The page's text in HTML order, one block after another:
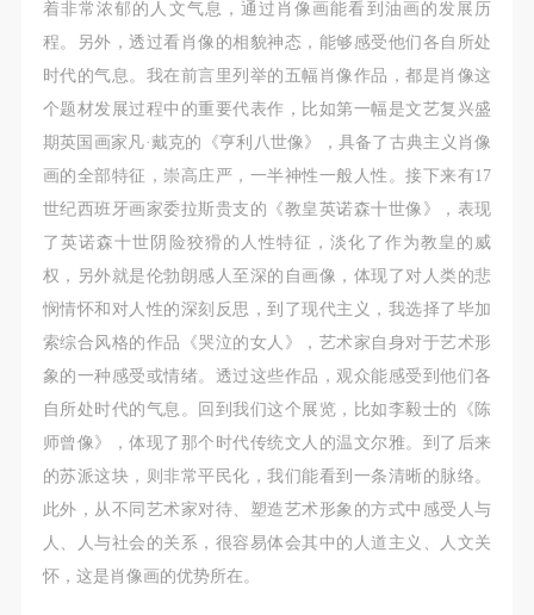
着非常浓郁的人文气息，通过肖像画能看到油画的发展历
程。另外，透过看肖像的相貌神态，能够感受他们各自所处
时代的气息。我在前言里列举的五幅肖像作品，都是肖像这
个题材发展过程中的重要代表作，比如第一幅是文艺复兴盛
期英国画家凡·戴克的《亨利八世像》，具备了古典主义肖像
画的全部特征，崇高庄严，一半神性一般人性。接下来有17
世纪西班牙画家委拉斯贵支的《教皇英诺森十世像》，表现
了英诺森十世阴险狡猾的人性特征，淡化了作为教皇的威
权，另外就是伦勃朗感人至深的自画像，体现了对人类的悲
悯情怀和对人性的深刻反思，到了现代主义，我选择了毕加
索综合风格的作品《哭泣的女人》，艺术家自身对于艺术形
象的一种感受或情绪。透过这些作品，观众能感受到他们各
自所处时代的气息。回到我们这个展览，比如李毅士的《陈
师曾像》，体现了那个时代传统文人的温文尔雅。到了后来
的苏派这块，则非常平民化，我们能看到一条清晰的脉络。
此外，从不同艺术家对待、塑造艺术形象的方式中感受人与
人、人与社会的关系，很容易体会其中的人道主义、人文关
怀，这是肖像画的优势所在。